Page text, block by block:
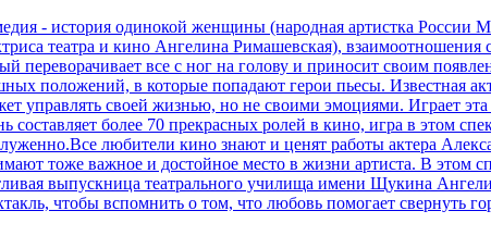
- история одинокой женщины (народная артистка России
театра и кино Ангелина Римашевская), взаимоотношения
переворачивает все с ног на голову и приносит своим
положений, в которые попадают герои пьесы. Известная
управлять своей жизнью, но не своими эмоциями. Играет эта
более 70 прекрасных ролей в кино, игра в этом
любители кино знают и ценят работы актера
тоже важное и достойное место в жизни артиста. В этом
выпускница театрального училища имени Щукина
чтобы вспомнить о том, что любовь помогает свернуть